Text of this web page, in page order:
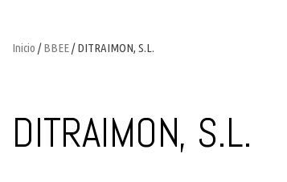
Inicio /BBEE/ DITRAIMON, S.L.
DITRAIMON, S.L.